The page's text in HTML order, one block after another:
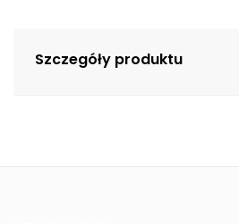
Szczegóły produktu